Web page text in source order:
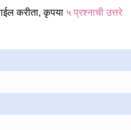
करीता, कृपया ५ प्रश्नाची उत्तरे